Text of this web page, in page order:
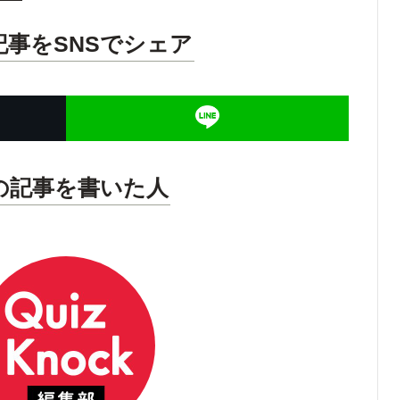
事をSNSでシェア
記事を書いた人